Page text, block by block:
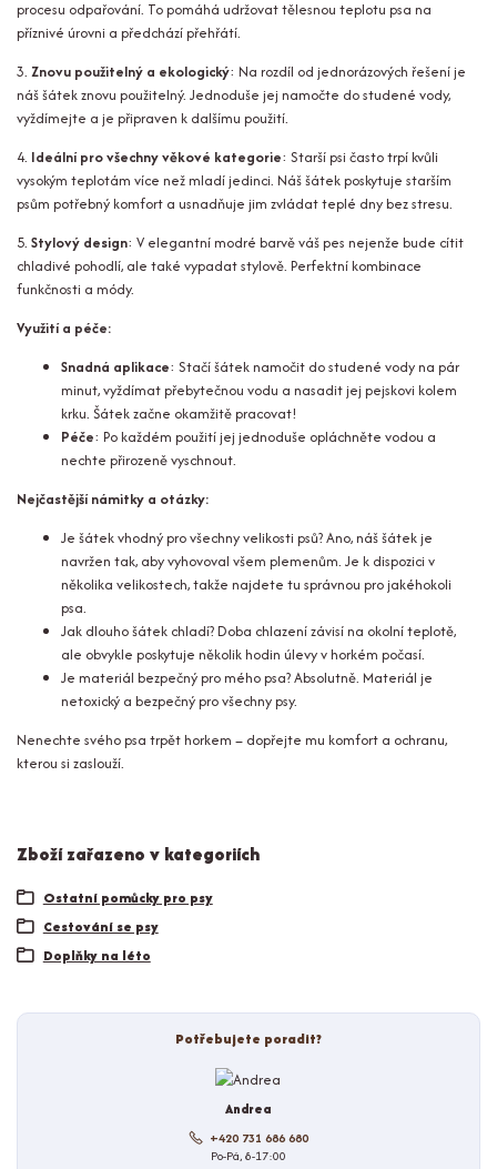
procesu odpařování. To pomáhá udržovat tělesnou teplotu psa na
příznivé úrovni a předchází přehřátí.
3. Znovu použitelný a ekologický: Na rozdíl od jednorázových řešení je
náš šátek znovu použitelný. Jednoduše jej namočte do studené vody,
vyždímejte a je připraven k dalšímu použití.
4. Ideální pro všechny věkové kategorie: Starší psi často trpí kvůli
vysokým teplotám více než mladí jedinci. Náš šátek poskytuje starším
psům potřebný komfort a usnadňuje jim zvládat teplé dny bez stresu.
5. Stylový design: V elegantní modré barvě váš pes nejenže bude cítit
chladivé pohodlí, ale také vypadat stylově. Perfektní kombinace
funkčnosti a módy.
Využití a péče:
Snadná aplikace: Stačí šátek namočit do studené vody na pár
minut, vyždímat přebytečnou vodu a nasadit jej pejskovi kolem
krku. Šátek začne okamžitě pracovat!
Péče: Po každém použití jej jednoduše opláchněte vodou a
nechte přirozeně vyschnout.
Nejčastější námitky a otázky:
Je šátek vhodný pro všechny velikosti psů?Ano, náš šátek je
navržen tak, aby vyhovoval všem plemenům. Je k dispozici v
několika velikostech, takže najdete tu správnou pro jakéhokoli
psa.
Jak dlouho šátek chladí?Doba chlazení závisí na okolní teplotě,
ale obvykle poskytuje několik hodin úlevy v horkém počasí.
Je materiál bezpečný pro mého psa?Absolutně. Materiál je
netoxický a bezpečný pro všechny psy.
Nenechte svého psa trpět horkem – dopřejte mu komfort a ochranu,
kterou si zaslouží.
Zboží zařazeno v kategoriích
Ostatní pomůcky pro psy
Cestování se psy
Doplňky na léto
Potřebujete poradit?
Andrea
+420 731 686 680
Po-Pá, 8-17:00